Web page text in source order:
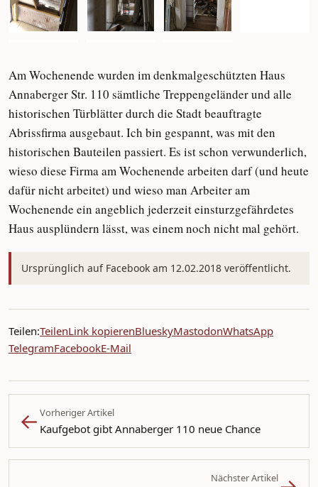
Am Wochenende wurden im denkmalgeschützten Haus
Annaberger Str. 110 sämtliche Treppengeländer und alle
historischen Türblätter durch die Stadt beauftragte
Abrissfirma ausgebaut. Ich bin gespannt, was mit den
historischen Bauteilen passiert. Es ist schon verwunderlich,
wieso diese Firma am Wochenende arbeiten darf (und heute
dafür nicht arbeitet) und wieso man Arbeiter am
Wochenende ein angeblich jederzeit einsturzgefährdetes
Haus ausplündern lässt, was einem noch nicht mal gehört.
Ursprünglich auf Facebook am 12.02.2018 veröffentlicht.
Teilen:TeilenLink kopierenBlueskyMastodonWhatsApp
TelegramFacebookE-Mail
← Vorheriger Artikel
Kaufgebot gibt Annaberger 110 neue Chance
Nächster Artikel